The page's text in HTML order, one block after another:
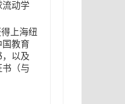
流动学
上海纽
教育
以及
（与